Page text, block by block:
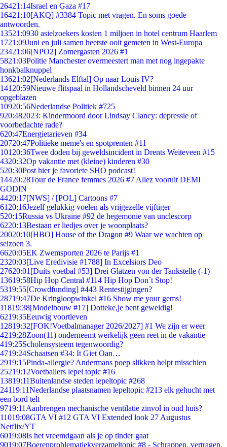
26421:14Israel en Gaza #17
16421:10[AKQ] #3384 Topic met vragen. En soms goede
antwoorden.
13521:0930 asielzoekers kosten 1 miljoen in hotel centrum Haarlem
1721:09Juni en juli samen heetste ooit gemeten in West-Europa
23421:06[NPO2] Zomergasten 2026 #1
5821:03Politie Manchester overmeestert man met nog ingepakte
honkbalknuppel
13621:02[Nederlands Elftal] Op naar Louis IV?
141 20:59Nieuwe flitspaal in Hollandscheveld binnen 24 uur
opgeblazen
10920:56Nederlandse Politiek #725
920:482023: Kindermoord door Lindsay Clancy: depressie of
voorbedachte rade?
620:47Energietarieven #34
20720:47Politieke meme's en spotprenten #11
101 20:36Twee doden bij geweldsincident in Drents Weiteveen #15
4320:32Op vakantie met (kleine) kinderen #30
520:30Post hier je favoriete SHO podcast!
14420:28Tour de France femmes 2026 #7 Allez vooruit DEMI
GODIN
4420:17[NWS] / [POL] Cartoons #7
61 20:16Jezelf gelukkig voelen als vrijgezelle vijftiger
520:15Russia vs Ukraine #92 de hegemonie van unclescorp
6220:13Bestaan er liedjes over je woonplaats?
20020:10[HBO] House of the Dragon #9 Waar we wachten op
seizoen 3.
6620:05EK Zwemsporten 2026 te Parijs #1
2320:03[Live Eredivisie #1788] In Excelsiors Deo
27620:01 [Duits voetbal #53] Drei Glatzen von der Tankstelle (-1)
13619:58Hip Hop Central #114 Hip Hop Don´t Stop!
5319:55[Crowdfunding] #443 Rentestijgingen?
28719:47De Kringloopwinkel #16 Show me your gems!
11819:38[Modelbouw #17] Dotteke,je bent geweldig!
6219:35Eeuwig voortleven
12819:32[FOK!Voetbalmanager 2026/2027] #1 We zijn er weer
4219:28Zoon(11) onderneemt werkelijk geen reet in de vakantie
419:25Scholensysteem tegenwoordig?
4719:24Schaatsen #34: It Giet Oan…
2919:15Pinda-allergie? Andermans poep slikken helpt misschien
25219:12Voetballers lepel topic #16
13819:11Buitenlandse steden lepeltopic #268
24119:11Nederlandse plaatsnamen lepeltopic #213 elk gehucht met
een bord telt
9719:11 Aanbrengen mechanische ventilatie zinvol in oud huis?
11019:08GTA VI #12 GTA VI Extended look 27 Augustus
Netflix/YT
6019:08Is het vreemdgaan als je op tinder gaat
9019:07Boerenproblematiekverzameltopic #8 - Schrappen, vertragen,